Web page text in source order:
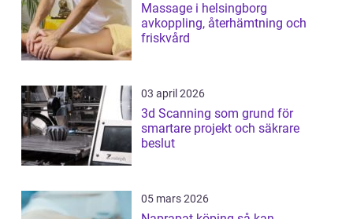
Massage i helsingborg
avkoppling, återhämtning och
friskvård
03 april 2026
3d Scanning som grund för
smartare projekt och säkrare
beslut
05 mars 2026